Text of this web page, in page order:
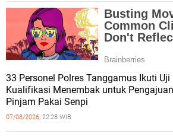
33 Personel Polres Tanggamus Ikuti Uji
Kualifikasi Menembak untuk Pengajuan
Pinjam Pakai Senpi
07/08/2026, 22:28 WIB